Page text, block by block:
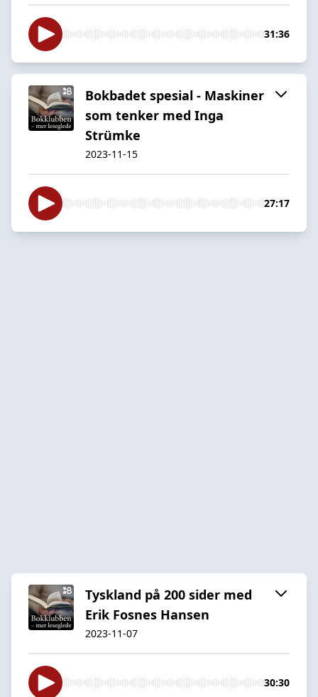
31:36
Bokbadet spesial - Maskiner
som tenker med Inga
Strümke
2023-11-15
27:17
Tyskland på 200 sider med
Erik Fosnes Hansen
2023-11-07
30:30